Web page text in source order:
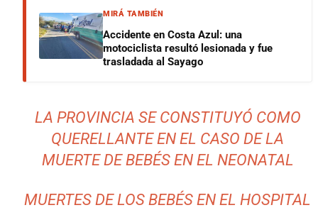
MIRÁ TAMBIÉN
Accidente en Costa Azul: una
motociclista resultó lesionada y fue
trasladada al Sayago
LA PROVINCIA SE CONSTITUYÓ COMO
QUERELLANTE EN EL CASO DE LA
MUERTE DE BEBÉS EN EL NEONATAL
MUERTES DE LOS BEBÉS EN EL HOSPITAL